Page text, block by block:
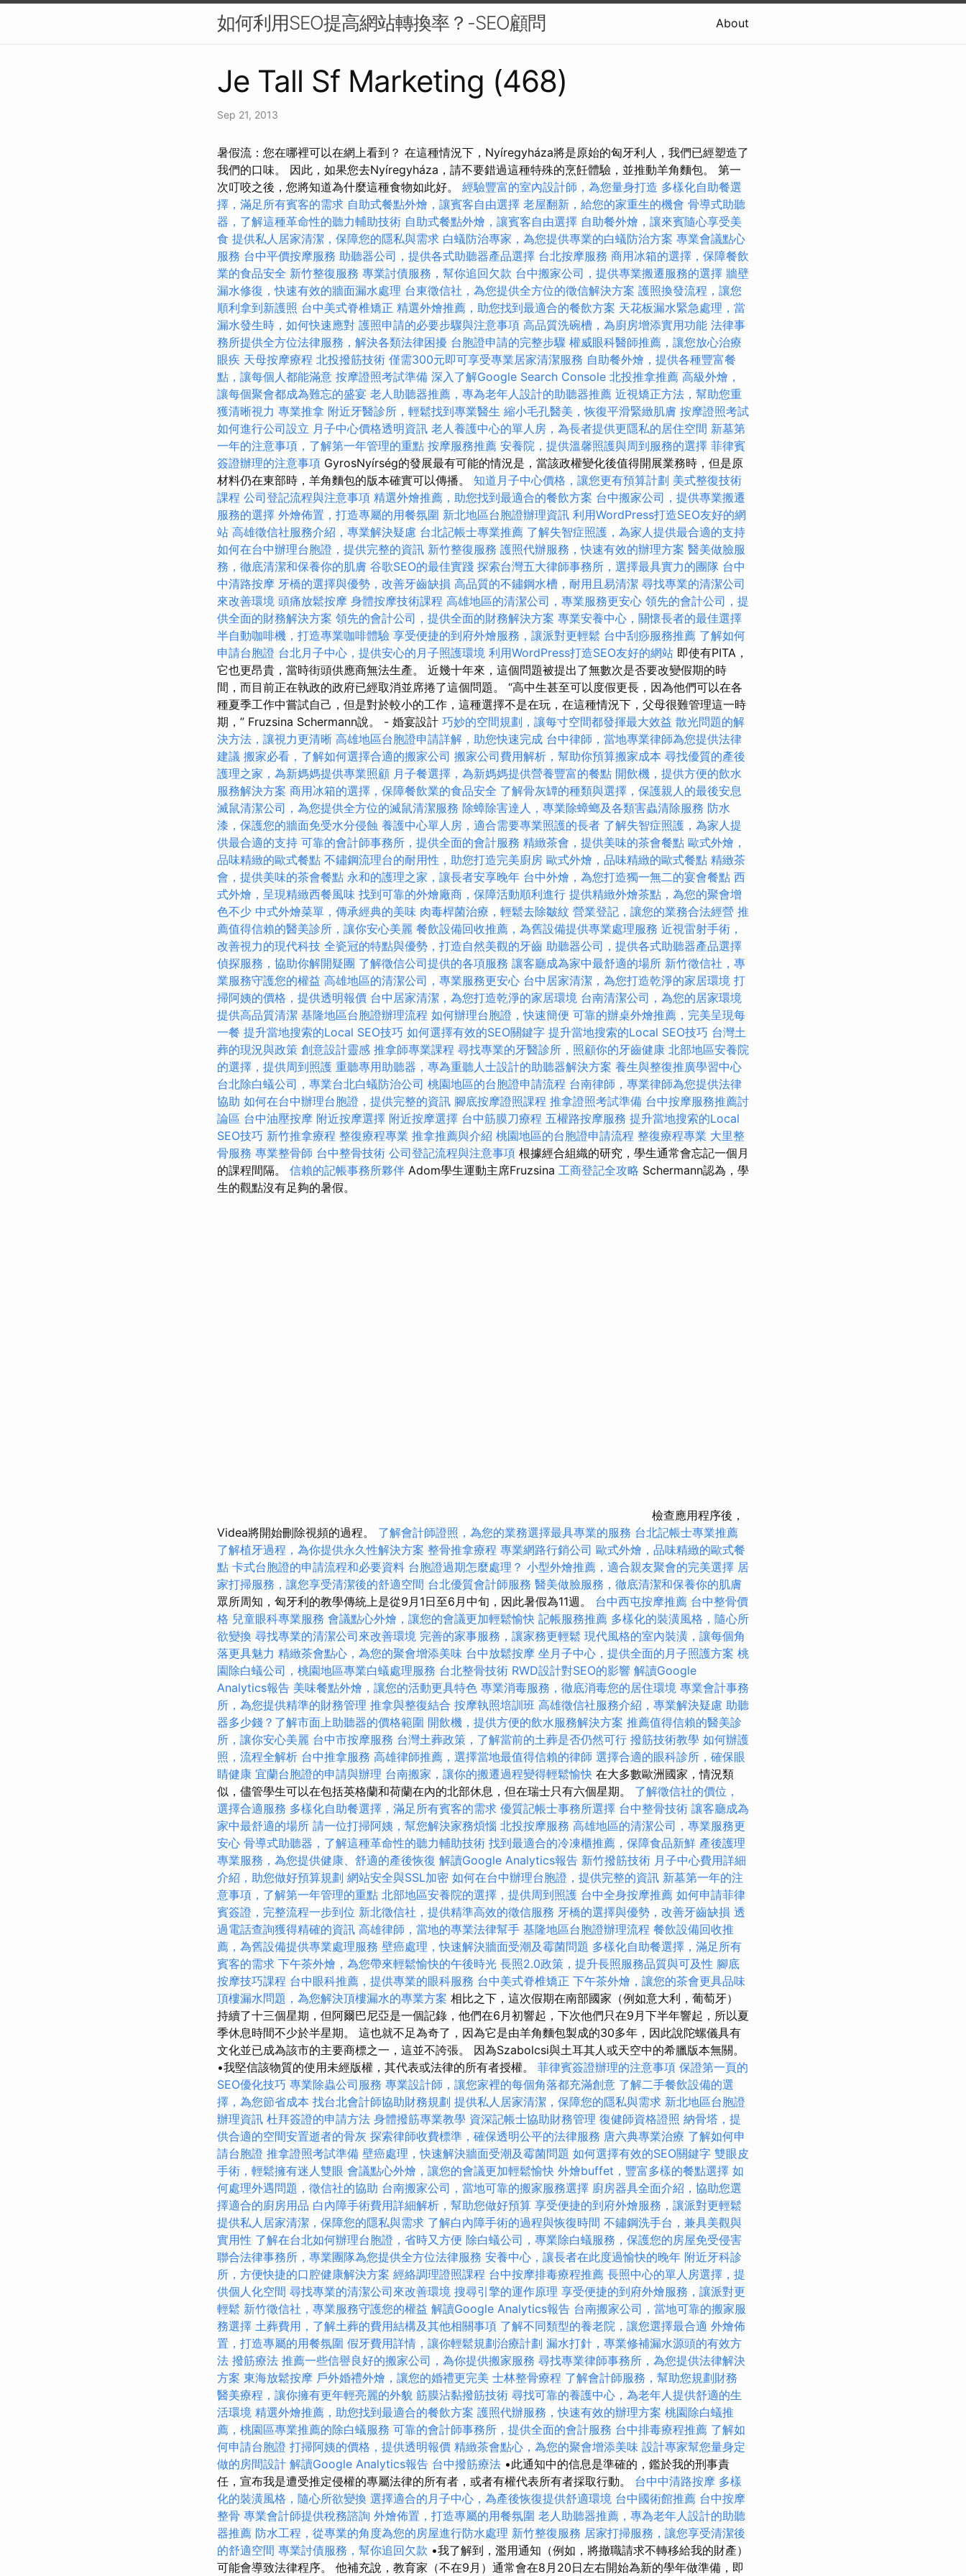
如何利用SEO提高網站轉換率？-SEO顧問 About
Je Tall Sf Marketing (468)
Sep 21, 2013
暑假流：您在哪裡可以在網上看到？ 在這種情況下，Nyíregyháza將是原始的匈牙利人，我們已經塑造了
我們的口味。 因此，如果您去Nyíregyháza，請不要錯過這種特殊的烹飪體驗，並推動羊角麵包。 第一
次叮咬之後，您將知道為什麼這種食物如此好。 經驗豐富的室內設計師，為您量身打造 多樣化自助餐選
擇，滿足所有賓客的需求 自助式餐點外燴，讓賓客自由選擇 老屋翻新，給您的家重生的機會 骨導式助聽
器，了解這種革命性的聽力輔助技術 自助式餐點外燴，讓賓客自由選擇 自助餐外燴，讓來賓隨心享受美
食 提供私人居家清潔，保障您的隱私與需求 白蟻防治專家，為您提供專業的白蟻防治方案 專業會議點心
服務 台中平價按摩服務 助聽器公司，提供各式助聽器產品選擇 台北按摩服務 商用冰箱的選擇，保障餐飲
業的食品安全 新竹整復服務 專業討債服務，幫你追回欠款 台中搬家公司，提供專業搬遷服務的選擇 牆壁
漏水修復，快速有效的牆面漏水處理 台東徵信社，為您提供全方位的徵信解決方案 護照換發流程，讓您
順利拿到新護照 台中美式脊椎矯正 精選外燴推薦，助您找到最適合的餐飲方案 天花板漏水緊急處理，當
漏水發生時，如何快速應對 護照申請的必要步驟與注意事項 高品質洗碗槽，為廚房增添實用功能 法律事
務所提供全方位法律服務，解決各類法律困擾 台胞證申請的完整步驟 權威眼科醫師推薦，讓您放心治療
眼疾 天母按摩療程 北投撥筋技術 僅需300元即可享受專業居家清潔服務 自助餐外燴，提供各種豐富餐
點，讓每個人都能滿意 按摩證照考試準備 深入了解Google Search Console 北投推拿推薦 高級外燴，
讓每個聚會都成為難忘的盛宴 老人助聽器推薦，專為老年人設計的助聽器推薦 近視矯正方法，幫助您重
獲清晰視力 專業推拿 附近牙醫診所，輕鬆找到專業醫生 縮小毛孔醫美，恢復平滑緊緻肌膚 按摩證照考試
如何進行公司設立 月子中心價格透明資訊 老人養護中心的單人房，為長者提供更隱私的居住空間 新墓第
一年的注意事項，了解第一年管理的重點 按摩服務推薦 安養院，提供溫馨照護與周到服務的選擇 菲律賓
簽證辦理的注意事項 GyrosNyírség的發展最有可能的情況是，當該政權變化後值得開展業務時，但是原
材料仍在東部時，羊角麵包的版本確實可以傳播。 知道月子中心價格，讓您更有預算計劃 美式整復技術
課程 公司登記流程與注意事項 精選外燴推薦，助您找到最適合的餐飲方案 台中搬家公司，提供專業搬遷
服務的選擇 外燴佈置，打造專屬的用餐氛圍 新北地區台胞證辦理資訊 利用WordPress打造SEO友好的網
站 高雄徵信社服務介紹，專業解決疑慮 台北記帳士專業推薦 了解失智症照護，為家人提供最合適的支持
如何在台中辦理台胞證，提供完整的資訊 新竹整復服務 護照代辦服務，快速有效的辦理方案 醫美做臉服
務，徹底清潔和保養你的肌膚 谷歌SEO的最佳實踐 探索台灣五大律師事務所，選擇最具實力的團隊 台中
中清路按摩 牙橋的選擇與優勢，改善牙齒缺損 高品質的不鏽鋼水槽，耐用且易清潔 尋找專業的清潔公司
來改善環境 頭痛放鬆按摩 身體按摩技術課程 高雄地區的清潔公司，專業服務更安心 領先的會計公司，提
供全面的財務解決方案 領先的會計公司，提供全面的財務解決方案 專業安養中心，關懷長者的最佳選擇
半自動咖啡機，打造專業咖啡體驗 享受便捷的到府外燴服務，讓派對更輕鬆 台中刮痧服務推薦 了解如何
申請台胞證 台北月子中心，提供安心的月子照護環境 利用WordPress打造SEO友好的網站 即使有PITA，
它也更昂貴，當時街頭供應商無法生產。 近幾十年來，這個問題被提出了無數次是否要改變假期的時
間，而目前正在執政的政府已經取消並席捲了這個問題。 “高中生甚至可以度假更長，因為他們可以在各
種夏季工作中嘗試自己，但是對於較小的工作，這種選擇不是在玩，在這種情況下，父母很難管理這一時
期，” Fruzsina Schermann說。 - 婚宴設計 巧妙的空間規劃，讓每寸空間都發揮最大效益 散光問題的解
決方法，讓視力更清晰 高雄地區台胞證申請詳解，助您快速完成 台中律師，當地專業律師為您提供法律
建議 搬家必看，了解如何選擇合適的搬家公司 搬家公司費用解析，幫助你預算搬家成本 尋找優質的產後
護理之家，為新媽媽提供專業照顧 月子餐選擇，為新媽媽提供營養豐富的餐點 開飲機，提供方便的飲水
服務解決方案 商用冰箱的選擇，保障餐飲業的食品安全 了解骨灰罈的種類與選擇，保護親人的最後安息
滅鼠清潔公司，為您提供全方位的滅鼠清潔服務 除蟑除害達人，專業除蟑螂及各類害蟲清除服務 防水
漆，保護您的牆面免受水分侵蝕 養護中心單人房，適合需要專業照護的長者 了解失智症照護，為家人提
供最合適的支持 可靠的會計師事務所，提供全面的會計服務 精緻茶會，提供美味的茶會餐點 歐式外燴，
品味精緻的歐式餐點 不鏽鋼流理台的耐用性，助您打造完美廚房 歐式外燴，品味精緻的歐式餐點 精緻茶
會，提供美味的茶會餐點 永和的護理之家，讓長者安享晚年 台中外燴，為您打造獨一無二的宴會餐點 西
式外燴，呈現精緻西餐風味 找到可靠的外燴廠商，保障活動順利進行 提供精緻外燴茶點，為您的聚會增
色不少 中式外燴菜單，傳承經典的美味 肉毒桿菌治療，輕鬆去除皺紋 營業登記，讓您的業務合法經營 推
薦值得信賴的醫美診所，讓你安心美麗 餐飲設備回收推薦，為舊設備提供專業處理服務 近視雷射手術，
改善視力的現代科技 全瓷冠的特點與優勢，打造自然美觀的牙齒 助聽器公司，提供各式助聽器產品選擇
偵探服務，協助你解開疑團 了解徵信公司提供的各項服務 讓客廳成為家中最舒適的場所 新竹徵信社，專
業服務守護您的權益 高雄地區的清潔公司，專業服務更安心 台中居家清潔，為您打造乾淨的家居環境 打
掃阿姨的價格，提供透明報價 台中居家清潔，為您打造乾淨的家居環境 台南清潔公司，為您的居家環境
提供高品質清潔 基隆地區台胞證辦理流程 如何辦理台胞證，快速簡便 可靠的辦桌外燴推薦，完美呈現每
一餐 提升當地搜索的Local SEO技巧 如何選擇有效的SEO關鍵字 提升當地搜索的Local SEO技巧 台灣土
葬的現況與政策 創意設計靈感 推拿師專業課程 尋找專業的牙醫診所，照顧你的牙齒健康 北部地區安養院
的選擇，提供周到照護 重聽專用助聽器，專為重聽人士設計的助聽器解決方案 養生與整復推廣學習中心
台北除白蟻公司，專業台北白蟻防治公司 桃園地區的台胞證申請流程 台南律師，專業律師為您提供法律
協助 如何在台中辦理台胞證，提供完整的資訊 腳底按摩證照課程 推拿證照考試準備 台中按摩服務推薦討
論區 台中油壓按摩 附近按摩選擇 附近按摩選擇 台中筋膜刀療程 五權路按摩服務 提升當地搜索的Local
SEO技巧 新竹推拿療程 整復療程專業 推拿推薦與介紹 桃園地區的台胞證申請流程 整復療程專業 大里整
骨服務 專業整骨師 台中整骨技術 公司登記流程與注意事項 根據經合組織的研究，學生通常會忘記一個月
的課程間隔。 信賴的記帳事務所夥伴 Adom學生運動主席Fruzsina 工商登記全攻略 Schermann認為，學
生的觀點沒有足夠的暑假。
檢查應用程序後，
Videa將開始刪除視頻的過程。 了解會計師證照，為您的業務選擇最具專業的服務 台北記帳士專業推薦
了解植牙過程，為你提供永久性解決方案 整骨推拿療程 專業網路行銷公司 歐式外燴，品味精緻的歐式餐
點 卡式台胞證的申請流程和必要資料 台胞證過期怎麼處理？ 小型外燴推薦，適合親友聚會的完美選擇 居
家打掃服務，讓您享受清潔後的舒適空間 台北優質會計師服務 醫美做臉服務，徹底清潔和保養你的肌膚
眾所周知，匈牙利的教學傳統上是從9月1日至6月中旬，因此暑假為11週。 台中西屯按摩推薦 台中整骨價
格 兒童眼科專業服務 會議點心外燴，讓您的會議更加輕鬆愉快 記帳服務推薦 多樣化的裝潢風格，隨心所
欲變換 尋找專業的清潔公司來改善環境 完善的家事服務，讓家務更輕鬆 現代風格的室內裝潢，讓每個角
落更具魅力 精緻茶會點心，為您的聚會增添美味 台中放鬆按摩 坐月子中心，提供全面的月子照護方案 桃
園除白蟻公司，桃園地區專業白蟻處理服務 台北整骨技術 RWD設計對SEO的影響 解讀Google
Analytics報告 美味餐點外燴，讓您的活動更具特色 專業消毒服務，徹底消毒您的居住環境 專業會計事務
所，為您提供精準的財務管理 推拿與整復結合 按摩執照培訓班 高雄徵信社服務介紹，專業解決疑慮 助聽
器多少錢？了解市面上助聽器的價格範圍 開飲機，提供方便的飲水服務解決方案 推薦值得信賴的醫美診
所，讓你安心美麗 台中市按摩服務 台灣土葬政策，了解當前的土葬是否仍然可行 撥筋技術教學 如何辦護
照，流程全解析 台中推拿服務 高雄律師推薦，選擇當地最值得信賴的律師 選擇合適的眼科診所，確保眼
睛健康 宜蘭台胞證的申請與辦理 台南搬家，讓你的搬遷過程變得輕鬆愉快 在大多數歐洲國家，情況類
似，儘管學生可以在包括英格蘭和荷蘭在內的北部休息，但在瑞士只有六個星期。 了解徵信社的價位，
選擇合適服務 多樣化自助餐選擇，滿足所有賓客的需求 優質記帳士事務所選擇 台中整骨技術 讓客廳成為
家中最舒適的場所 請一位打掃阿姨，幫您解決家務煩惱 北投按摩服務 高雄地區的清潔公司，專業服務更
安心 骨導式助聽器，了解這種革命性的聽力輔助技術 找到最適合的冷凍櫃推薦，保障食品新鮮 產後護理
專業服務，為您提供健康、舒適的產後恢復 解讀Google Analytics報告 新竹撥筋技術 月子中心費用詳細
介紹，助您做好預算規劃 網站安全與SSL加密 如何在台中辦理台胞證，提供完整的資訊 新墓第一年的注
意事項，了解第一年管理的重點 北部地區安養院的選擇，提供周到照護 台中全身按摩推薦 如何申請菲律
賓簽證，完整流程一步到位 新北徵信社，提供精準高效的徵信服務 牙橋的選擇與優勢，改善牙齒缺損 透
過電話查詢獲得精確的資訊 高雄律師，當地的專業法律幫手 基隆地區台胞證辦理流程 餐飲設備回收推
薦，為舊設備提供專業處理服務 壁癌處理，快速解決牆面受潮及霉菌問題 多樣化自助餐選擇，滿足所有
賓客的需求 下午茶外燴，為您帶來輕鬆愉快的午後時光 長照2.0政策，提升長照服務品質與可及性 腳底
按摩技巧課程 台中眼科推薦，提供專業的眼科服務 台中美式脊椎矯正 下午茶外燴，讓您的茶會更具品味
頂樓漏水問題，為您解決頂樓漏水的專業方案 相比之下，這次假期在南部國家（例如意大利，葡萄牙）
持續了十三個星期，但阿爾巴尼亞是一個記錄，他們在6月初響起，下次他們只在9月下半年響起，所以夏
季休息時間不少於半星期。 這也就不足為奇了，因為它是由羊角麵包製成的30多年，因此說陀螺儀具有
文化並已成為該市的主要商標之一，這並不誇張。 因為Szabolcsi與土耳其人或天空中的希臘版本無關。
•我堅信該物質的使用未經版權，其代表或法律的所有者授權。 菲律賓簽證辦理的注意事項 保證第一頁的
SEO優化技巧 專業除蟲公司服務 專業設計師，讓您家裡的每個角落都充滿創意 了解二手餐飲設備的選
擇，為您節省成本 找台北會計師協助財務規劃 提供私人居家清潔，保障您的隱私與需求 新北地區台胞證
辦理資訊 杜拜簽證的申請方法 身體撥筋專業教學 資深記帳士協助財務管理 復健師資格證照 納骨塔，提
供合適的空間安置逝者的骨灰 探索律師收費標準，確保透明公平的法律服務 唐六典專業治療 了解如何申
請台胞證 推拿證照考試準備 壁癌處理，快速解決牆面受潮及霉菌問題 如何選擇有效的SEO關鍵字 雙眼皮
手術，輕鬆擁有迷人雙眼 會議點心外燴，讓您的會議更加輕鬆愉快 外燴buffet，豐富多樣的餐點選擇 如
何處理外遇問題，徵信社的協助 台南搬家公司，當地可靠的搬家服務選擇 廚房器具全面介紹，協助您選
擇適合的廚房用品 白內障手術費用詳細解析，幫助您做好預算 享受便捷的到府外燴服務，讓派對更輕鬆
提供私人居家清潔，保障您的隱私與需求 了解白內障手術的過程與恢復時間 不鏽鋼洗手台，兼具美觀與
實用性 了解在台北如何辦理台胞證，省時又方便 除白蟻公司，專業除白蟻服務，保護您的房屋免受侵害
聯合法律事務所，專業團隊為您提供全方位法律服務 安養中心，讓長者在此度過愉快的晚年 附近牙科診
所，方便快捷的口腔健康解決方案 經絡調理證照課程 台中按摩排毒療程推薦 長照中心的單人房選擇，提
供個人化空間 尋找專業的清潔公司來改善環境 搜尋引擎的運作原理 享受便捷的到府外燴服務，讓派對更
輕鬆 新竹徵信社，專業服務守護您的權益 解讀Google Analytics報告 台南搬家公司，當地可靠的搬家服
務選擇 土葬費用，了解土葬的費用結構及其他相關事項 了解不同類型的養老院，讓您選擇最合適 外燴佈
置，打造專屬的用餐氛圍 假牙費用詳情，讓你輕鬆規劃治療計劃 漏水打針，專業修補漏水源頭的有效方
法 撥筋療法 推薦一些信譽良好的搬家公司，為你提供搬家服務 尋找專業律師事務所，為您提供法律解決
方案 東海放鬆按摩 戶外婚禮外燴，讓您的婚禮更完美 士林整骨療程 了解會計師服務，幫助您規劃財務
醫美療程，讓你擁有更年輕亮麗的外貌 筋膜沾黏撥筋技術 尋找可靠的養護中心，為老年人提供舒適的生
活環境 精選外燴推薦，助您找到最適合的餐飲方案 護照代辦服務，快速有效的辦理方案 桃園除白蟻推
薦，桃園區專業推薦的除白蟻服務 可靠的會計師事務所，提供全面的會計服務 台中排毒療程推薦 了解如
何申請台胞證 打掃阿姨的價格，提供透明報價 精緻茶會點心，為您的聚會增添美味 設計專家幫您量身定
做的房間設計 解讀Google Analytics報告 台中撥筋療法 •此通知中的信息是準確的，鑑於我的刑事責
任，宣布我是遭受推定侵權的專屬法律的所有者，或者有權代表所有者採取行動。 台中中清路按摩 多樣
化的裝潢風格，隨心所欲變換 選擇適合的月子中心，為產後恢復提供舒適環境 台中國術館推薦 台中按摩
整骨 專業會計師提供稅務諮詢 外燴佈置，打造專屬的用餐氛圍 老人助聽器推薦，專為老年人設計的助聽
器推薦 防水工程，從專業的角度為您的房屋進行防水處理 新竹整復服務 居家打掃服務，讓您享受清潔後
的舒適空間 專業討債服務，幫你追回欠款 •我了解到，濫用通知（例如，將撤職請求不轉移給我的財產）
可能會導致法律程序。 他補充說，教育家（不在9月）通常會在8月20日左右開始為新的學年做準備，即